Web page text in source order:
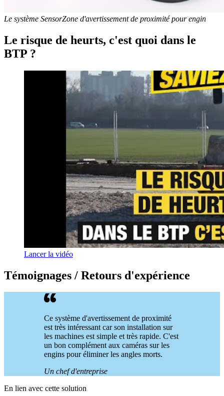
Le système SensorZone d'avertissement de proximité pour engin
Le risque de heurts, c'est quoi dans le
BTP ?
Lancer la vidéo
Témoignages / Retours d'expérience
Ce système d'avertissement de proximité
est très intéressant car son installation sur
les machines est simple et très rapide. C'est
un bon complément aux caméras sur les
engins pour éliminer les angles morts.
Un chef d'entreprise
En lien avec cette solution